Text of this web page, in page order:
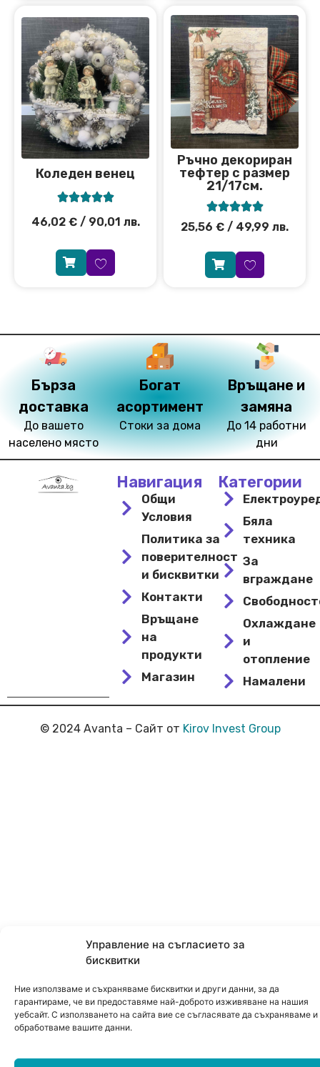
Управление на съгласието за
бисквитки
Ние използваме и съхраняваме бисквитки и други данни, за да
гарантираме, че ви предоставяме най-доброто изживяване на нашия
уебсайт. С използването на сайта вие се съгласявате да съхраняваме и
обработваме вашите данни.
Коледен венец

46,02 €/ 90,01 лв.
Ръчно декориран
тефтер с размер
21/17см.

25,56 € / 49,99 лв.
Бърза
доставка
До вашето
населено място
Богат
асортимент
Стоки за дома
Връщане и
замяна
До 14 работни
дни
Навигация
Общи
Условия
Политика за
поверителност
и бисквитки
Контакти
Връщане
на
продукти
Магазин
Категории
Бяла
техника
За
вграждане
Охлаждане
и
отопление
Намалени
© 2024 Avanta – Сайт от Kirov Invest Group